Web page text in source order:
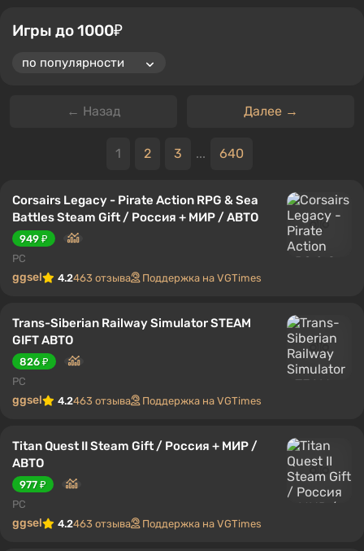
Игры до 1000₽
← Назад Далее →
1 2 3 ... 640
Corsairs Legacy - Pirate Action RPG & Sea
Battles Steam Gift / Россия + МИР / АВТО
949 ₽
PC
ggsel 4.2463 отзыва Поддержка на VGTimes
Trans-Siberian Railway Simulator STEAM
GIFT АВТО
826 ₽
PC
ggsel 4.2463 отзыва Поддержка на VGTimes
Titan Quest II Steam Gift / Россия + МИР /
АВТО
977 ₽
PC
ggsel 4.2463 отзыва Поддержка на VGTimes